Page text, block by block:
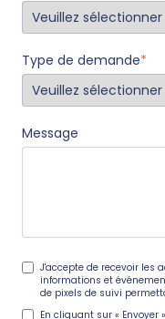
Type de demande*
Message
J'accepte de recevoir les
informations et
de pixels de suivi
En cliquant sur « Envoyer